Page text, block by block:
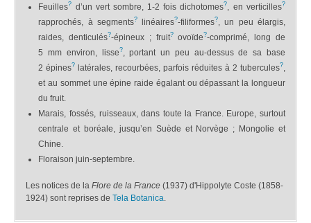
Feuilles? d’un vert sombre, 1-2 fois dichotomes? , en verticilles?
rapprochés, à segments?linéaires?-filiformes?
, un peu élargis,
raides, denticulés?-épineux ; fruit?ovoïde?-comprimé, long de
5 mm environ, lisse?, portant un peu au-dessus de sa base
2 épines? latérales, recourbées, parfois réduites à 2 tubercules?,
et au sommet une épine raide égalant ou dépassant la longueur
du fruit.
Marais, fossés, ruisseaux, dans toute la France. Europe, surtout
centrale et boréale, jusqu’en Suède et Norvège ; Mongolie et
Chine.
Floraison juin-septembre.
Les notices de laFlore de la France (1937) d'Hippolyte Coste (1858-
1924) sont reprises deTela Botanica.